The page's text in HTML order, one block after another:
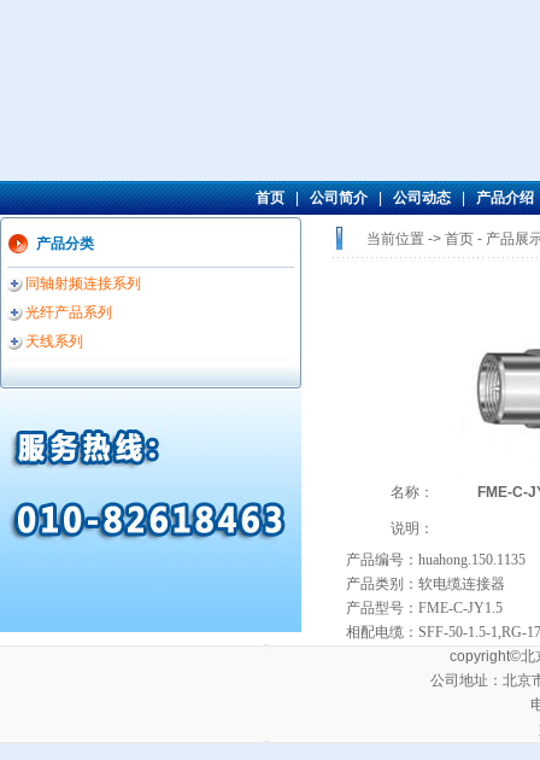
首页|公司简介|公司动态|产品介绍
产品分类
同轴射频连接系列
光纤产品系列
天线系列
当前位置 -> 首页 - 产品展
名称： FME-C-
说明：
产品编号：huahong.150.1135
产品类别：软电缆连接器
产品型号：FME-C-JY1.5
相配电缆：SFF-50-1.5-1,RG-
copyright©北
公司地址：北京